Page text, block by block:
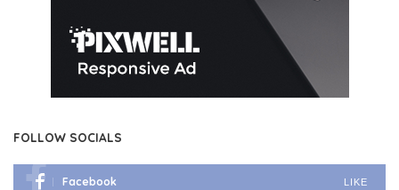
FOLLOW SOCIALS
Facebook LIKE